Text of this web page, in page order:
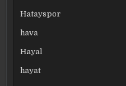
Hatayspor
hava
Hayal
hayat